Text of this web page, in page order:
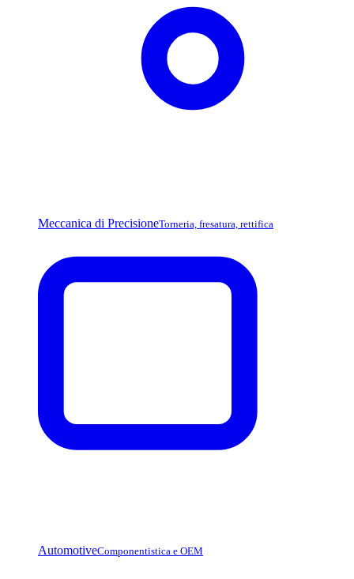
Meccanica di PrecisioneTorneria, fresatura, rettifica
AutomotiveComponentistica e OEM